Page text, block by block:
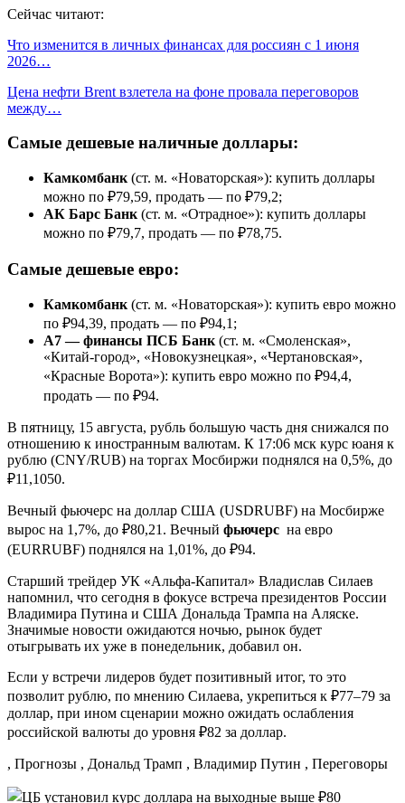
Сейчас читают:
Что изменится в личных финансах для россиян с 1 июня
2026…
Цена нефти Brent взлетела на фоне провала переговоров
между…
Самые дешевые наличные доллары:
Камкомбанк (ст. м. «Новаторская»): купить доллары
можно по ₽79,59, продать — по ₽79,2;
АК Барс Банк (ст. м. «Отрадное»): купить доллары
можно по ₽79,7, продать — по ₽78,75.
Самые дешевые евро:
Камкомбанк (ст. м. «Новаторская»): купить евро можно
по ₽94,39, продать — по ₽94,1;
А7 — финансы ПСБ Банк (ст. м. «Смоленская»,
«Китай-город», «Новокузнецкая», «Чертановская»,
«Красные Ворота»): купить евро можно по ₽94,4,
продать — по ₽94.
В пятницу, 15 августа, рубль большую часть дня снижался по
отношению к иностранным валютам. К 17:06 мск курс юаня к
рублю (CNY/RUB) на торгах Мосбиржи поднялся на 0,5%, до
₽11,1050.
Вечный фьючерс на доллар США (USDRUBF) на Мосбирже
вырос на 1,7%, до ₽80,21. Вечный фьючерс на евро
(EURRUBF) поднялся на 1,01%, до ₽94.
Старший трейдер УК «Альфа-Капитал» Владислав Силаев
напомнил, что сегодня в фокусе встреча президентов России
Владимира Путина и США Дональда Трампа на Аляске.
Значимые новости ожидаются ночью, рынок будет
отыгрывать их уже в понедельник, добавил он.
Если у встречи лидеров будет позитивный итог, то это
позволит рублю, по мнению Силаева, укрепиться к ₽77–79 за
доллар, при ином сценарии можно ожидать ослабления
российской валюты до уровня ₽82 за доллар.
, Прогнозы , Дональд Трамп , Владимир Путин , Переговоры